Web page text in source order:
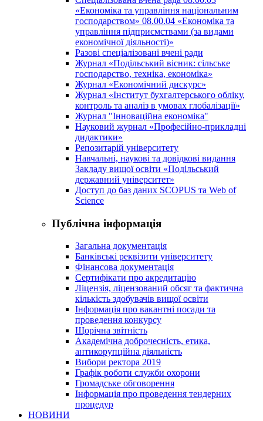
«Економіка та управління національним
господарством» 08.00.04 «Економіка та
управління підприємствами (за видами
економічної діяльності)»
Разові спеціалізовані вчені ради
Журнал «Подільський вісник: сільське
господарство, техніка, економіка»
Журнал «Економічний дискурс»
Журнал «Інститут бухгалтерського обліку,
контроль та аналіз в умовах глобалізації»
Журнал "Інноваційна економіка"
Науковий журнал «Професійно-прикладні
дидактики»
Репозитарій університету
Навчальні, наукові та довідкові видання
Закладу вищої освіти «Подільський
державний університет»
Доступ до баз даних SCOPUS та Web of
Science
Публічна інформація
Загальна документація
Банківські реквізити університету
Фінансова документація
Сертифікати про акредитацію
Ліцензія, ліцензований обсяг та фактична
кількість здобувачів вищої освіти
Інформація про вакантні посади та
проведення конкурсу
Щорічна звітність
Академічна доброчесність, етика,
антикорупційна діяльність
Вибори ректора 2019
Графік роботи служби охорони
Громадське обговорення
Інформація про проведення тендерних
процедур
НОВИНИ